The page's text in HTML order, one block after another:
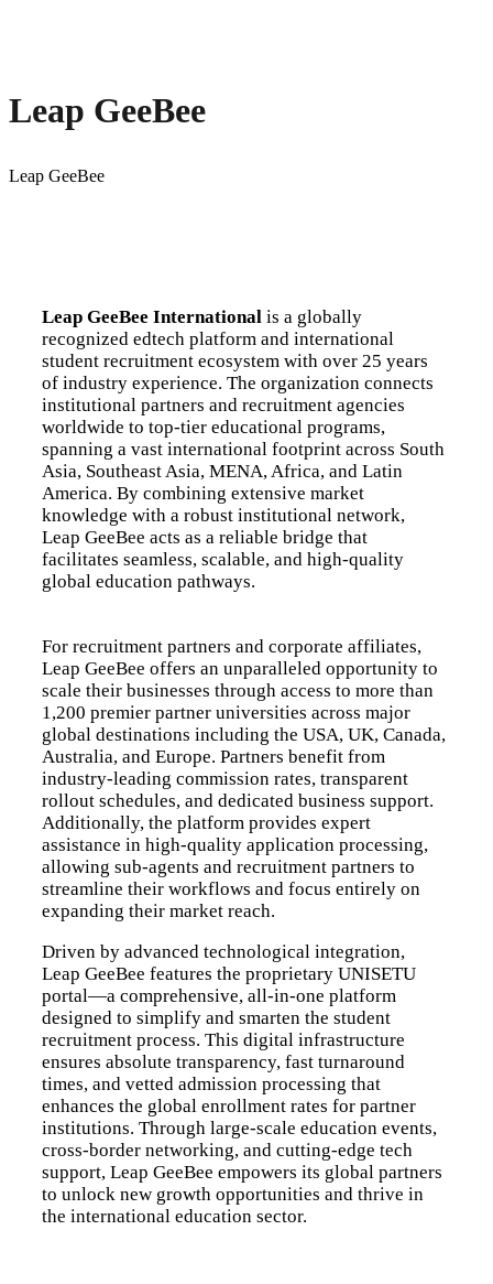
Leap GeeBee
Leap GeeBee
Leap GeeBee International is a globally
recognized edtech platform and international
student recruitment ecosystem with over 25 years
of industry experience. The organization connects
institutional partners and recruitment agencies
worldwide to top-tier educational programs,
spanning a vast international footprint across South
Asia, Southeast Asia, MENA, Africa, and Latin
America. By combining extensive market
knowledge with a robust institutional network,
Leap GeeBee acts as a reliable bridge that
facilitates seamless, scalable, and high-quality
global education pathways.
For recruitment partners and corporate affiliates,
Leap GeeBee offers an unparalleled opportunity to
scale their businesses through access to more than
1,200 premier partner universities across major
global destinations including the USA, UK, Canada,
Australia, and Europe. Partners benefit from
industry-leading commission rates, transparent
rollout schedules, and dedicated business support.
Additionally, the platform provides expert
assistance in high-quality application processing,
allowing sub-agents and recruitment partners to
streamline their workflows and focus entirely on
expanding their market reach.
Driven by advanced technological integration,
Leap GeeBee features the proprietary UNISETU
portal—a comprehensive, all-in-one platform
designed to simplify and smarten the student
recruitment process. This digital infrastructure
ensures absolute transparency, fast turnaround
times, and vetted admission processing that
enhances the global enrollment rates for partner
institutions. Through large-scale education events,
cross-border networking, and cutting-edge tech
support, Leap GeeBee empowers its global partners
to unlock new growth opportunities and thrive in
the international education sector.